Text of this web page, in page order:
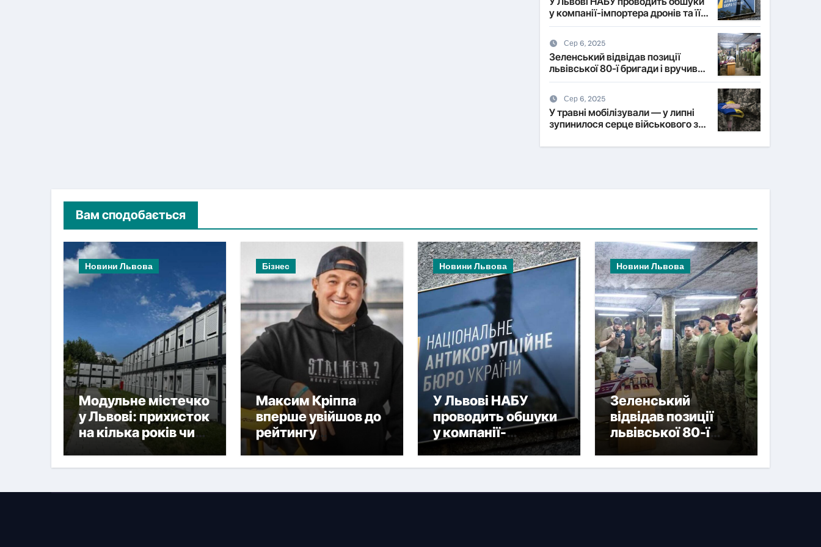
у компанії-імпортера дронів та її
власника
Сер 6, 2025
Зеленський відвідав позиції
львівської 80-ї бригади і вручив
нагороди військовим
Сер 6, 2025
У травні мобілізували — у липні
зупинилося серце військового з
Вам сподобається
Новини Львова
Модульне містечко
у Львові: прихисток
на кілька років чи
нова форма
постійного житла?
Бізнес
Максим Кріппа
вперше увійшов до
рейтингу
найбагатших
українців NV
Новини Львова
У Львові НАБУ
проводить обшуки
у компанії-
імпортера дронів та
її власника
Новини Львова
Зеленський
відвідав позиції
львівської 80-ї
нагороди